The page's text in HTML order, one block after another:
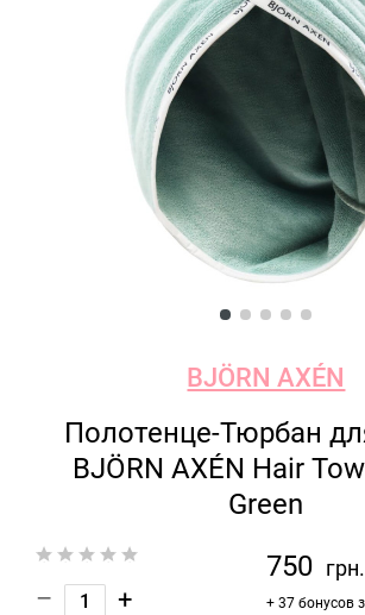
BJÖRN AXÉN
Полотенце-Тюрбан
BJÖRN AXÉN Hair
Green
– +
750 грн.
+ 37 бонусов